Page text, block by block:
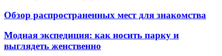
Обзор распространенных мест для знакомства
Модная экспедиция: как носить парку и
выглядеть женственно